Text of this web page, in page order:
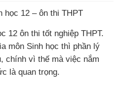
học 12 – ôn thi THPT
12 ôn thi tốt nghiệp THPT.
môn Sinh học thì phần lý
chính vì thế mà việc nắm
là quan trọng.